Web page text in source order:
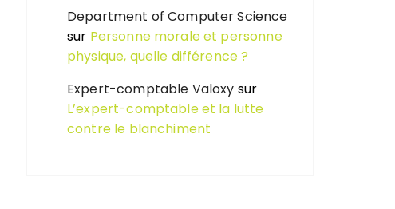
Department of Computer Science
sur Personne morale et personne
physique, quelle différence ?
Expert-comptable Valoxy sur
L’expert-comptable et la lutte
contre le blanchiment